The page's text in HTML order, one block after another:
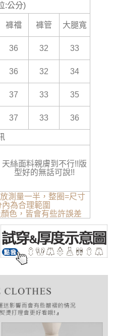
:公分)
褲襠 褲管 大腿寬
36 32 33
36 32 34
37 33 35
37 33 36
天絲面料親膚到不行!!版
型好的無話可說!!
測量一半，整圈=尺寸
為合理範圍
色，皆會有些許誤差